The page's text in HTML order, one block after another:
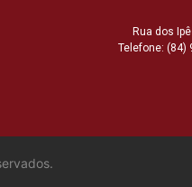
Rua dos
Telefone: